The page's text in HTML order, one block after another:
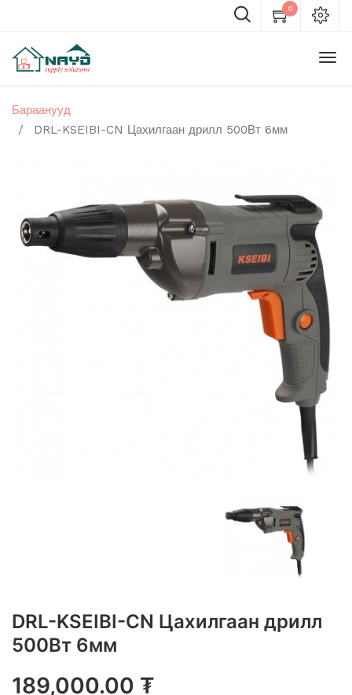
0
Бараанууд
DRL-KSEIBI-CN Цахилгаан дрилл 500Вт 6мм
DRL-KSEIBI-CN Цахилгаан дрилл
500Вт 6мм
189,000.00 ₮